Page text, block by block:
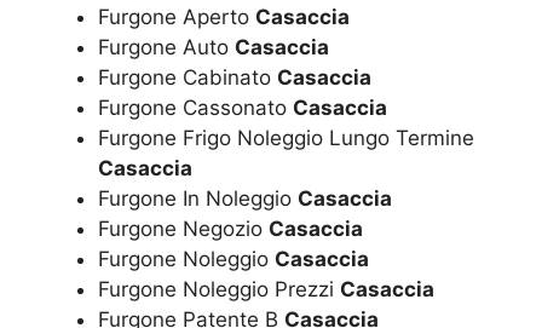
Furgone Aperto Casaccia
Furgone Auto Casaccia
Furgone Cabinato Casaccia
Furgone Cassonato Casaccia
Furgone Frigo Noleggio Lungo Termine
Casaccia
Furgone In Noleggio Casaccia
Furgone Negozio Casaccia
Furgone Noleggio Casaccia
Furgone Noleggio Prezzi Casaccia
Furgone Patente B Casaccia